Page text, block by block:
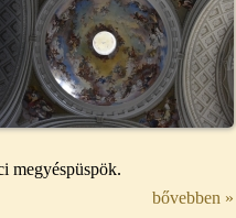
megyéspüspök.
bővebben »